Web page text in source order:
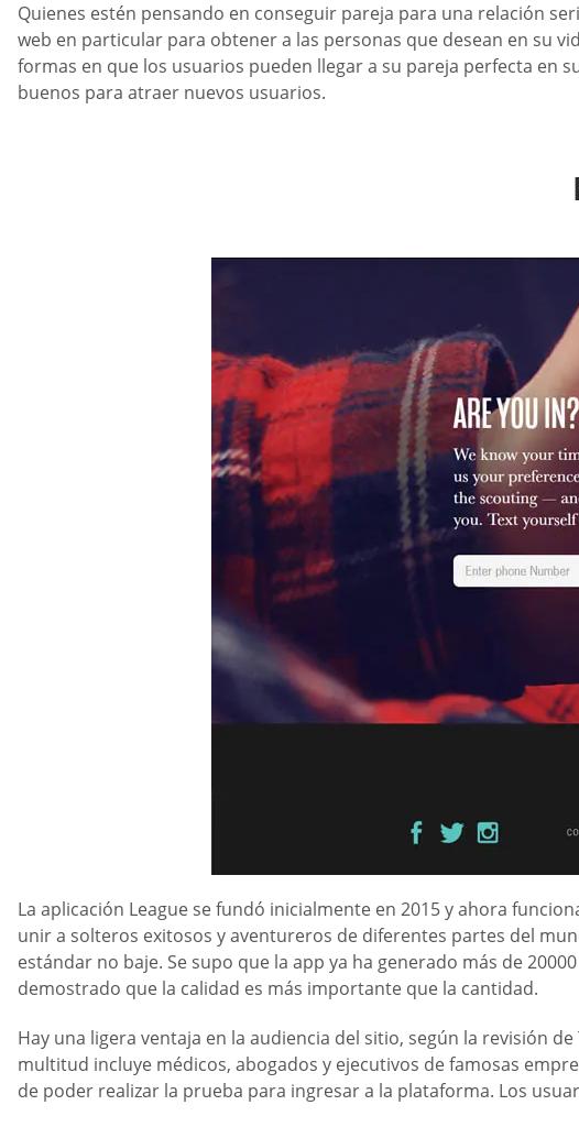
Quienes estén pensando en conseguir pareja para una relación
web en particular para obtener a las personas que desean en su
formas en que los usuarios pueden llegar a su pareja perfecta en
buenos para atraer nuevos usuarios.
La aplicación League se fundó inicialmente en 2015 y ahora
unir a solteros exitosos y aventureros de diferentes partes del
estándar no baje. Se supo que la app ya ha generado más de
demostrado que la calidad es más importante que la cantidad.
Hay una ligera ventaja en la audiencia del sitio, según la revisión
multitud incluye médicos, abogados y ejecutivos de famosas
de poder realizar la prueba para ingresar a la plataforma. Los